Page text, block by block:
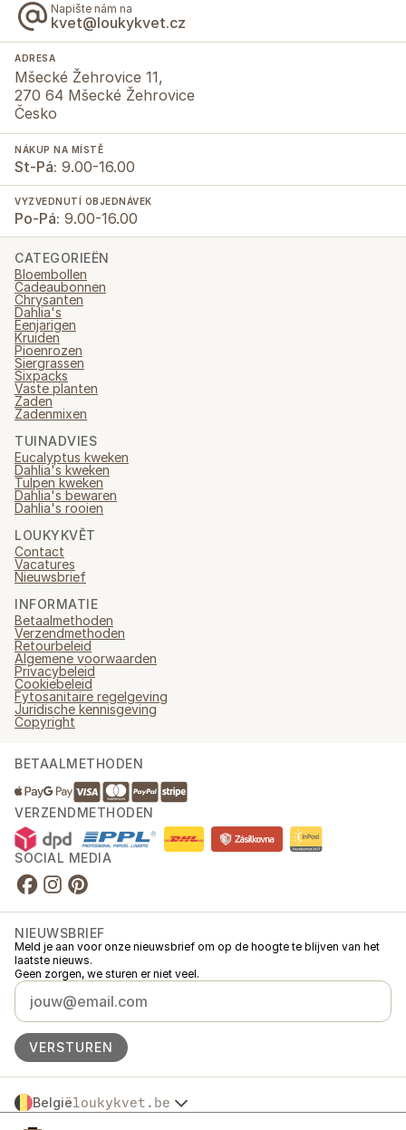
Napište nám na
kvet@loukykvet.cz
ADRESA
Mšecké Žehrovice 11,
270 64 Mšecké Žehrovice
Česko
NÁKUP NA MÍSTĚ
St-Pá: 9.00-16.00
VYZVEDNUTÍ OBJEDNÁVEK
Po-Pá: 9.00-16.00
CATEGORIEËN
Bloembollen
Cadeaubonnen
Chrysanten
Dahlia's
Eenjarigen
Kruiden
Pioenrozen
Siergrassen
Sixpacks
Vaste planten
Zaden
Zadenmixen
TUINADVIES
Eucalyptus kweken
Dahlia's kweken
Tulpen kweken
Dahlia's bewaren
Dahlia's rooien
LOUKYKVĚT
Contact
Vacatures
Nieuwsbrief
INFORMATIE
Betaalmethoden
Verzendmethoden
Retourbeleid
Algemene voorwaarden
Privacybeleid
Cookiebeleid
Fytosanitaire regelgeving
Juridische kennisgeving
Copyright
BETAALMETHODEN
VERZENDMETHODEN
SOCIAL MEDIA
NIEUWSBRIEF
Meld je aan voor onze nieuwsbrief om op de hoogte te blijven van het
laatste nieuws.
Geen zorgen, we sturen er niet veel.
VERSTUREN
Belgiëloukykvet.be